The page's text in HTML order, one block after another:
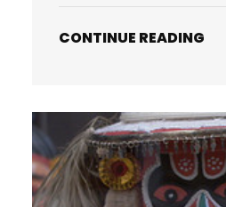
CONTINUE READING